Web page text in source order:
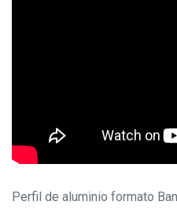
Perfil de aluminio formato